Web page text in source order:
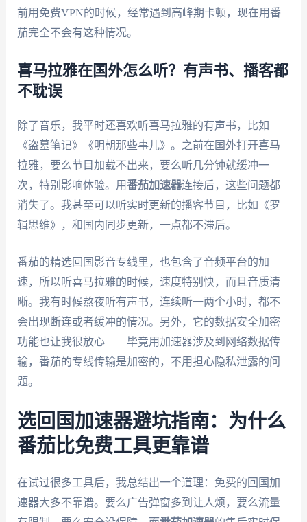
前用免费VPN的时候，经常遇到高峰期卡顿，现在用番
茄完全不会有这种情况。
喜马拉雅在国外怎么听？有声书、播客都
不耽误
除了音乐，我平时还喜欢听喜马拉雅的有声书，比如
《盗墓笔记》《明朝那些事儿》。之前在国外打开喜马
拉雅，要么节目加载不出来，要么听几分钟就缓冲一
次，特别影响体验。用番茄加速器连接后，这些问题都
消失了。我甚至可以听实时更新的播客节目，比如《罗
辑思维》，和国内同步更新，一点都不滞后。
番茄的精选回国影音专线里，也包含了音频平台的加
速，所以听喜马拉雅的时候，速度特别快，而且音质清
晰。我有时候熬夜听有声书，连续听一两个小时，都不
会出现断连或者缓冲的情况。另外，它的数据安全加密
功能也让我很放心——毕竟用加速器涉及到网络数据传
输，番茄的专线传输是加密的，不用担心隐私泄露的问
题。
选回国加速器避坑指南：为什么
番茄比免费工具更靠谱
在试过很多工具后，我总结出一个道理：免费的回国加
速器大多不靠谱。要么广告弹窗多到让人烦，要么流量